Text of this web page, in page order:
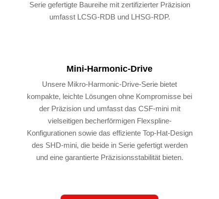
Serie gefertigte Baureihe mit zertifizierter Präzision
umfasst LCSG-RDB und LHSG-RDP.
Mini-Harmonic-Drive
Unsere Mikro-Harmonic-Drive-Serie bietet
kompakte, leichte Lösungen ohne Kompromisse bei
der Präzision und umfasst das CSF-mini mit
vielseitigen becherförmigen Flexspline-
Konfigurationen sowie das effiziente Top-Hat-Design
des SHD-mini, die beide in Serie gefertigt werden
und eine garantierte Präzisionsstabilität bieten.